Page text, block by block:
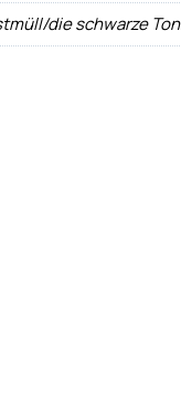
die schwarze